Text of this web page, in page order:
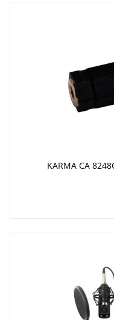
KARMA CA